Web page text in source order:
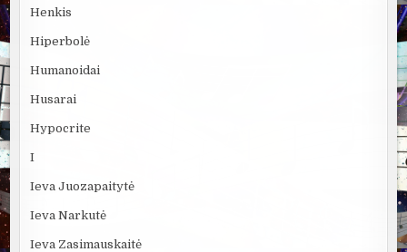
Henkis
Hiperbolė
Humanoidai
Husarai
Hypocrite
I
Ieva Juozapaitytė
Ieva Narkutė
Ieva Zasimauskaitė